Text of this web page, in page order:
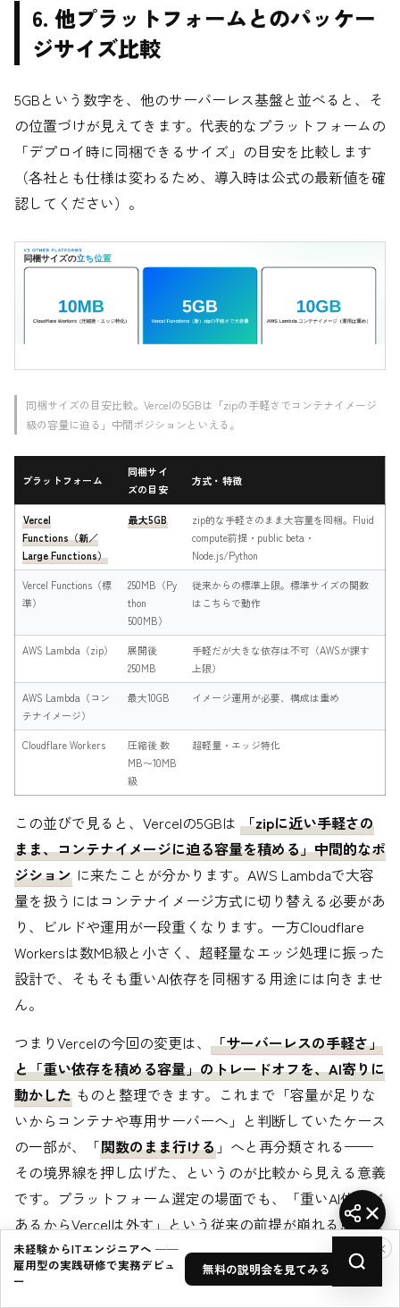
6. 他プラットフォームとのパッケー
ジサイズ比較
5GBという数字を、他のサーバーレス基盤と並べると、そ
の位置づけが見えてきます。代表的なプラットフォームの
「デプロイ時に同梱できるサイズ」の目安を比較します
（各社とも仕様は変わるため、導入時は公式の最新値を確
認してください）。
同梱サイズの目安比較。Vercelの5GBは「zipの手軽さでコンテナイメージ
級の容量に迫る」中間ポジションといえる。
プラットフォーム
同梱サイ
ズの目安
方式・特徴
Vercel
Functions（新／
Large Functions）
最大5GB
zip的な手軽さのまま大容量を同梱。Fluid
compute前提・public beta・
Node.js/Python
Vercel Functions（標
準）
250MB（Py
thon
500MB）
従来からの標準上限。標準サイズの関数
はこちらで動作
AWS Lambda（zip）
展開後
250MB
手軽だが大きな依存は不可（AWSが課す
上限）
AWS Lambda（コン
テナイメージ）
最大10GB イメージ運用が必要、構成は重め
Cloudflare Workers
圧縮後 数
MB〜10MB
級
超軽量・エッジ特化
この並びで見ると、Vercelの5GBは 「zipに近い手軽さの
まま、コンテナイメージに迫る容量を積める」中間的なポ
ジション に来たことが分かります。AWS Lambdaで大容
量を扱うにはコンテナイメージ方式に切り替える必要があ
り、ビルドや運用が一段重くなります。一方Cloudflare
Workersは数MB級と小さく、超軽量なエッジ処理に振った
設計で、そもそも重いAI依存を同梱する用途には向きませ
ん。
つまりVercelの今回の変更は、 「サーバーレスの手軽さ」
と「重い依存を積める容量」のトレードオフを、AI寄りに
動かした ものと整理できます。これまで「容量が足りな
いからコンテナや専用サーバーへ」と判断していたケース
の一部が、「関数のまま行ける 」へと再分類される——
その境界線を押し広げた、というのが比較から見える意義
です。プラットフォーム選定の場面でも、「重いAI依存が
あるからVercelは外す」という従来の前提が崩れる点は見
逃せません。Next.jsなどVercel上で動くアプリに、重いAI
処理を同じ基盤のまま足せるようになるのは、開発体験と
しても無視できない差になります。
×
未経験からITエンジニアへ ──
雇用型の実践研修で実務デビュ
ー
無料の説明会を見てみる →